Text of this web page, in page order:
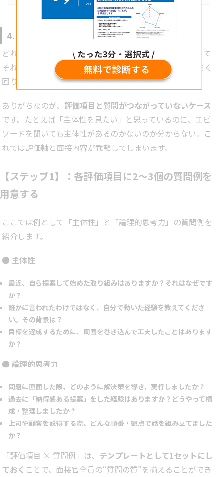
「評価コメントが抽象的すぎて、議論にならない」「採用したの
に、現場とのミスマッチですぐに辞めてしまう」こうした“ズ
レ”は、単なる認識の違いではなく、評価の属人化・不透明な判断
軸・振り返りの仕組み不在といった構造的な課題によって生まれ、
拡大していきます。アールナイ…
4. 評価項目ごとの「質問例」を用意する
どれだけ立派な評価項目や基準をつくっても、「何を聞いて
それを判断するか」が設計されていなければ、面接はうまく
回りません。
ありがちなのが、 評価項目と質問がつながっていないケース
です。たとえば「主体性を見たい」と思っているのに、エピ
ソードを聞いても主体性があるのかないのか分からない。こ
れでは評価軸と面接内容が乖離してしまいます。
【ステップ1】：各評価項目に2〜3個の質問例を
用意する
ここでは例として「主体性」と「論理的思考力」の質問例を
紹介します。
● 主体性
最近、自ら提案して始めた取り組みはありますか？それはなぜです
か？
誰かに言われたわけではなく、自分で動いた経験を教えてくださ
い。その背景は？
目標を達成するために、周囲を巻き込んで工夫したことはあります
か？
● 論理的思考力
問題に直面した際、どのように解決策を導き、実行しましたか？
過去に「納得感ある提案」をした経験はありますか？どうやって構
成・整理しましたか？
上司や顧客を説得する際、どんな順番・観点で話を組み立てました
か？
「評価項目 × 質問例」は、 テンプレートとして1セットにし
ておく ことで、面接官全員の“質問の質”を揃えることができ